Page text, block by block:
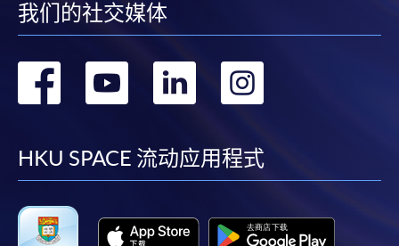
我们的社交媒体
转
facebook
转
youtube
转
linkedin
HKU SPACE 流动应用程式